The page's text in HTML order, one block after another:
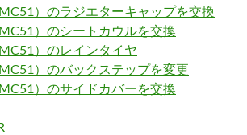
）のラジエターキャップを交換
）のシートカウルを交換
）のレインタイヤ
）のバックステップを変更
）のサイドカバーを交換